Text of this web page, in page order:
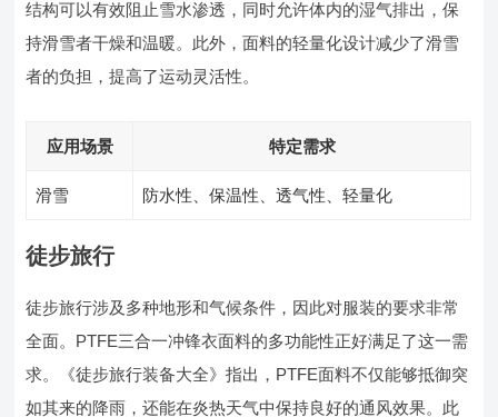
结构可以有效阻止雪水渗透，同时允许体内的湿气排出，保
持滑雪者干燥和温暖。此外，面料的轻量化设计减少了滑雪
者的负担，提高了运动灵活性。
应用场景 特定需求
滑雪 防水性、保温性、透气性、轻量化
徒步旅行
徒步旅行涉及多种地形和气候条件，因此对服装的要求非常
全面。PTFE三合一冲锋衣面料的多功能性正好满足了这一需
求。《徒步旅行装备大全》指出，PTFE面料不仅能够抵御突
如其来的降雨，还能在炎热天气中保持良好的通风效果。此